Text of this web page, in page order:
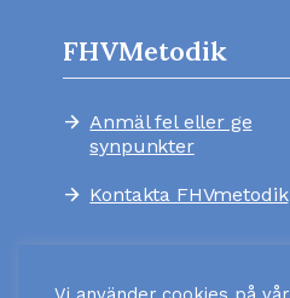
FHVMetodik
arrow_forward Anmäl fel eller ge
synpunkter
arrow_forward Kontakta FHVmetodik